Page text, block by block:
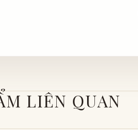
LIÊN QUAN